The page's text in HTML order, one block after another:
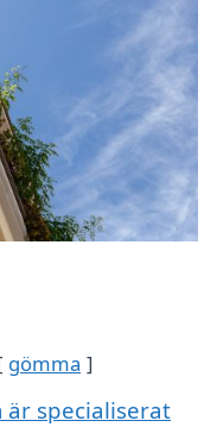
gömma
är specialiserat